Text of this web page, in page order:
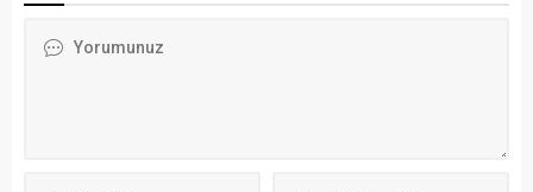
Rüştü Kaynak camisinde